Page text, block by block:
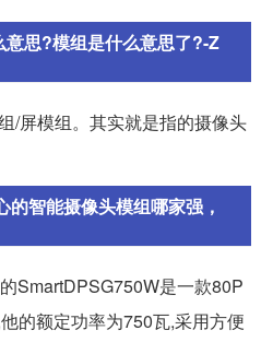
思?模组是什么意思了?-Z
/屏模组。其实就是指的摄像头
智能摄像头模组哪家强，
SmartDPSG750W是一款80P
的额定功率为750瓦,采用方便